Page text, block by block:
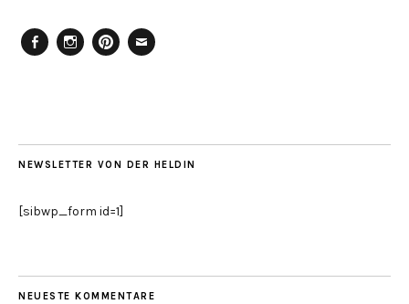
NEWSLETTER VON DER HELDIN
[sibwp_form id=1]
NEUESTE KOMMENTARE